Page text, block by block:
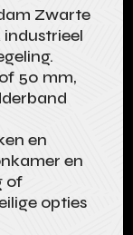
Zwarte
50 mm,
en
en
of
opties